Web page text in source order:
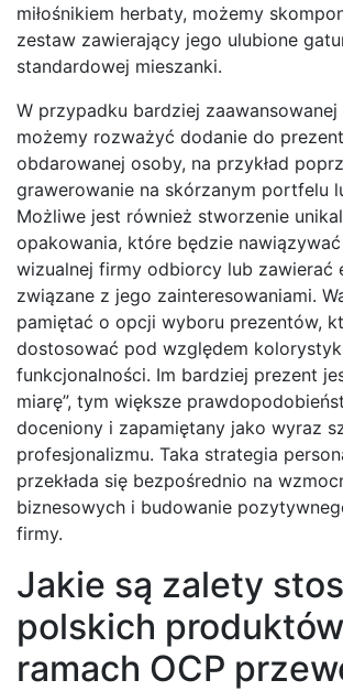
miłośnikiem herbaty, możemy
zestaw zawierający jego ulubione
standardowej mieszanki.
W przypadku bardziej zaawansowanej
możemy rozważyć dodanie do
obdarowanej osoby, na przykład
grawerowanie na skórzanym portfelu
Możliwe jest również stworzenie
opakowania, które będzie
wizualnej firmy odbiorcy lub zawierać
związane z jego zainteresowaniami.
pamiętać o opcji wyboru prezentów,
dostosować pod względem
funkcjonalności. Im bardziej prezent
miarę”, tym większe
doceniony i zapamiętany jako wyraz
profesjonalizmu. Taka strategia
przekłada się bezpośrednio na
biznesowych i budowanie
firmy.
Jakie są zalety
polskich
ramach OCP